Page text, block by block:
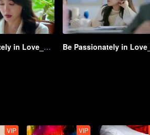
Be Passionately in Love_第18話
VIP VIP